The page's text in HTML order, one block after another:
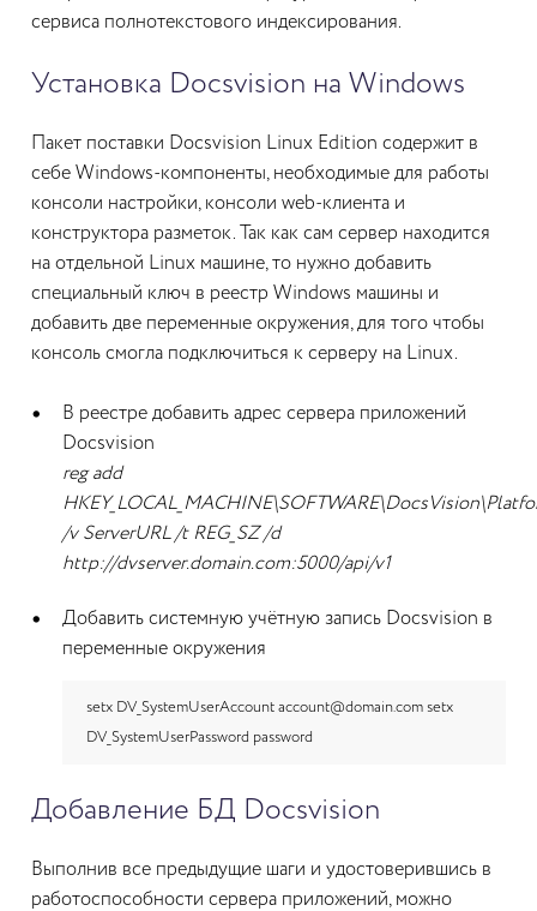
сервиса полнотекстового индексирования.
Установка Docsvision на Windows
Пакет поставки Docsvision Linux Edition содержит в
себе Windows-компоненты, необходимые для работы
консоли настройки, консоли web-клиента и
конструктора разметок. Так как сам сервер находится
на отдельной Linux машине, то нужно добавить
специальный ключ в реестр Windows машины и
добавить две переменные окружения, для того чтобы
консоль смогла подключиться к серверу на Linux.
В реестре добавить адрес сервера приложений
Docsvision
reg add
/v ServerURL /t REG_SZ /d
http://dvserver.domain.com:5000/api/v1
Добавить системную учётную запись Docsvision в
переменные окружения
setx DV_SystemUserAccount account@domain.com setx
DV_SystemUserPassword password
Добавление БД Docsvision
Выполнив все предыдущие шаги и удостоверившись в
работоспособности сервера приложений, можно